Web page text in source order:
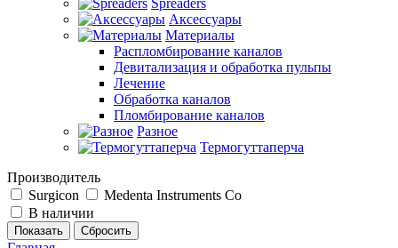
Spreaders
Аксессуары
Материалы
Распломбирование каналов
Девитализация и обработка пульпы
Лечение
Обработка каналов
Пломбирование каналов
Разное
Термогуттаперча
Производитель
Surgicon
Medenta Instruments Co
В наличии
Сбросить